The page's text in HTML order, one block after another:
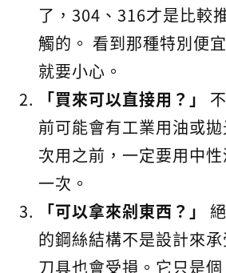
了，304、316才是比較
觸的。 看到那種特別便
就要小心。
「買來可以直接用？」
前可能會有工業用油或
次用之前，一定要用中
一次。
「可以拿來剁東西？」
的鋼絲結構不是設計來
刀具也會受損。它只是